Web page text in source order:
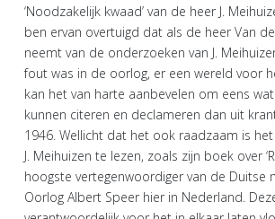
‘Noodzakelijk kwaad’ van de heer J.
ben ervan overtuigd dat als de heer Van
neemt van de onderzoeken van J.
fout was in de oorlog, er een wereld voor
kan het van harte aanbevelen om eens
kunnen citeren en declameren dan uit
1946. Wellicht dat het ook raadzaam is
J. Meihuizen te lezen, zoals zijn boek over
hoogste vertegenwoordiger van de Duitse
Oorlog Albert Speer hier in Nederland.